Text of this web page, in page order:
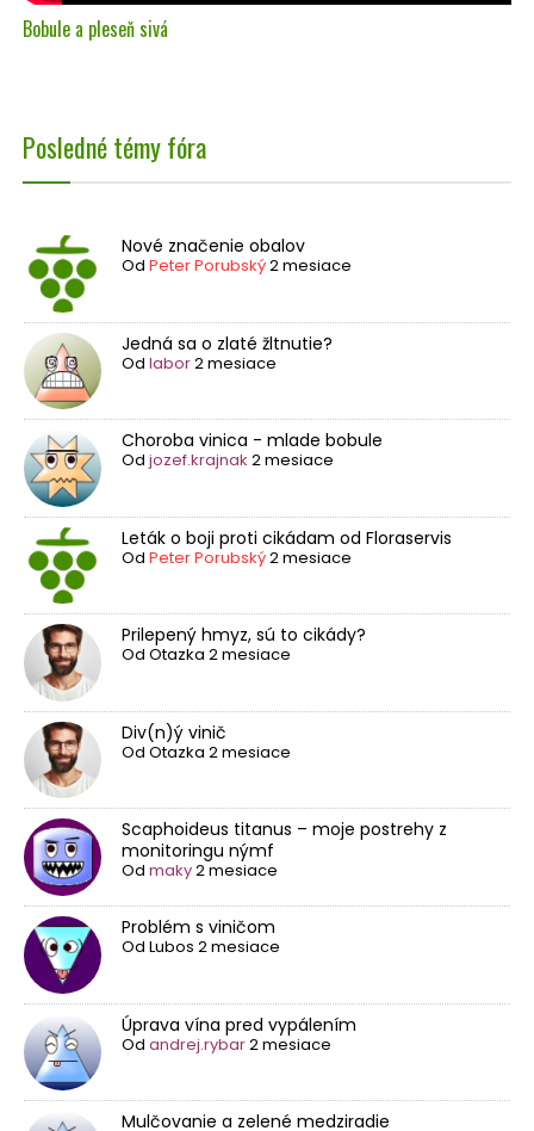
Bobule a pleseň sivá
Posledné témy fóra
Nové značenie obalov
Od Peter Porubský2 mesiace
Jedná sa o zlaté žltnutie?
Od labor2 mesiace
Choroba vinica - mlade bobule
Od jozef.krajnak 2 mesiace
Leták o boji proti cikádam od Floraservis
Od Peter Porubský2 mesiace
Prilepený hmyz, sú to cikády?
Od Otazka 2 mesiace
Div(n)ý vinič
Od Otazka 2 mesiace
Scaphoideus titanus – moje postrehy z
monitoringu nýmf
Od maky2 mesiace
Problém s viničom
Od Lubos 2 mesiace
Úprava vína pred vypálením
Od andrej.rybar2 mesiace
Mulčovanie a zelené medziradie